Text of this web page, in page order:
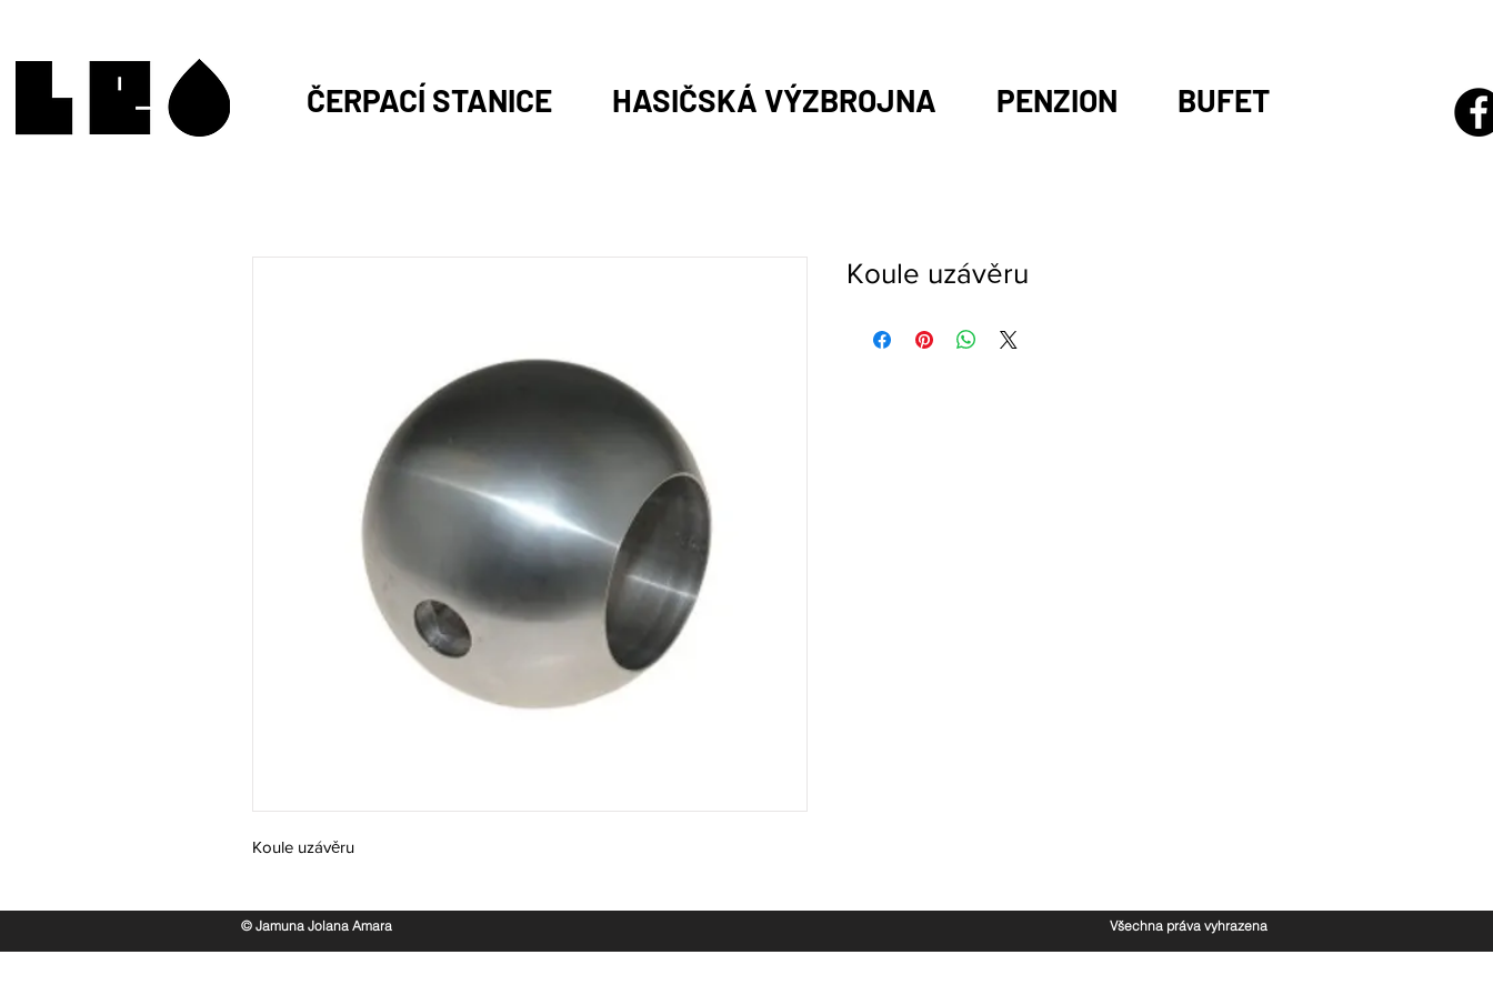
ČERPACÍ STANICE HASIČSKÁ VÝZBROJNA PENZION BUFET
Koule uzávěru
Koule uzávěru
© Jamuna Jolana Amara Všechna práva vyhrazena